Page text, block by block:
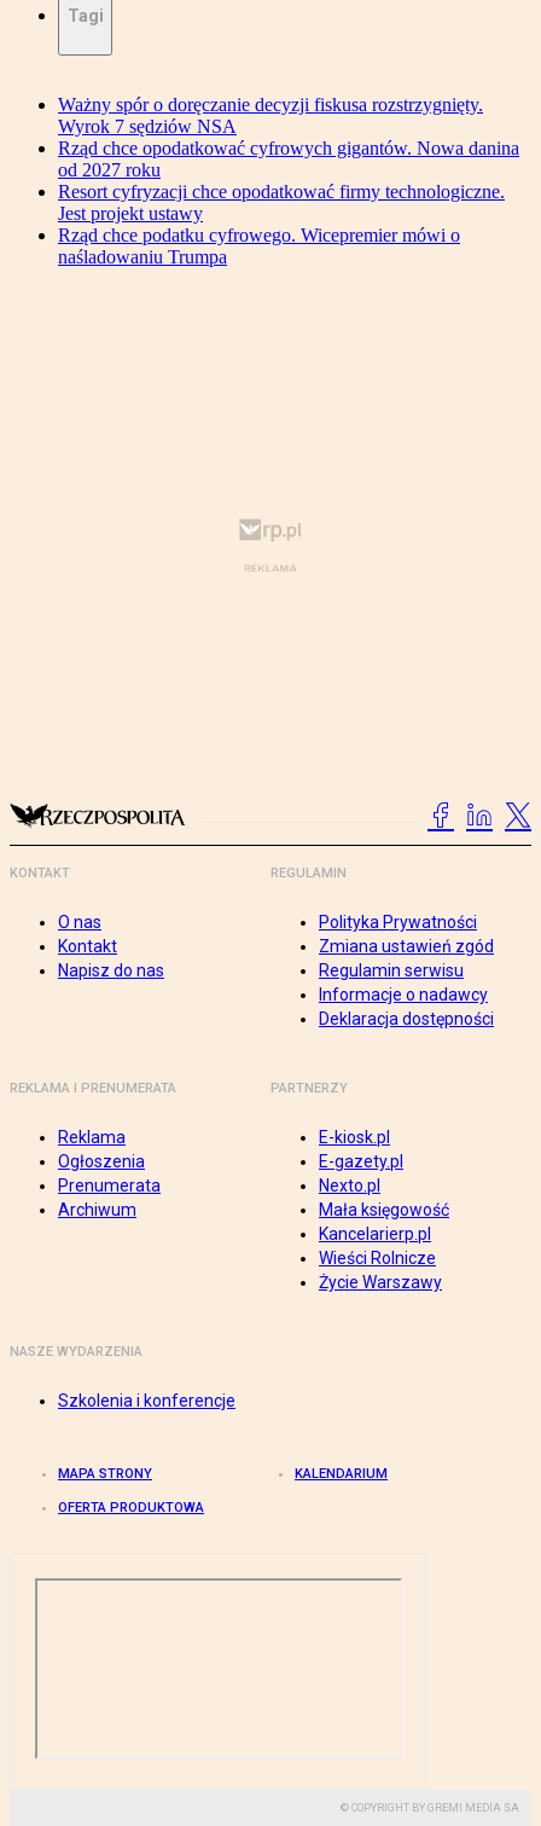
Tagi
Ważny spór o doręczanie decyzji fiskusa rozstrzygnięty.
Wyrok 7 sędziów NSA
Rząd chce opodatkować cyfrowych gigantów. Nowa danina
od 2027 roku
Resort cyfryzacji chce opodatkować firmy technologiczne.
Jest projekt ustawy
Rząd chce podatku cyfrowego. Wicepremier mówi o
naśladowaniu Trumpa
KONTAKT
O nas
Kontakt
Napisz do nas
REGULAMIN
Polityka Prywatności
Zmiana ustawień zgód
Regulamin serwisu
Informacje o nadawcy
Deklaracja dostępności
REKLAMA I PRENUMERATA
Reklama
Ogłoszenia
Prenumerata
Archiwum
PARTNERZY
E-kiosk.pl
E-gazety.pl
Nexto.pl
Mała księgowość
Kancelarierp.pl
Wieści Rolnicze
Życie Warszawy
NASZE WYDARZENIA
Szkolenia i konferencje
MAPA STRONY KALENDARIUM
OFERTA PRODUKTOWA
© COPYRIGHT BY GREMI MEDIA SA